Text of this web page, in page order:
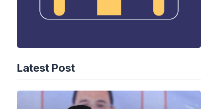
Latest Post